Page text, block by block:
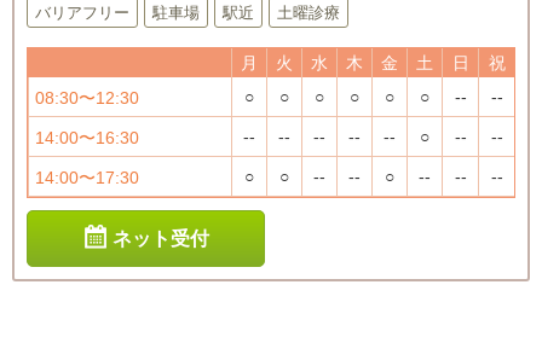
バリアフリー 駐車場 駅近 土曜診療
月 火 水 木 金 土 日
祝
08:30〜12:30
○ ○ ○ ○ ○ ○ -- --
14:00〜16:30 -- -- -- -- -- ○ -- --
14:00〜17:30 ○ ○ -- -- ○ -- -- --
ネット受付